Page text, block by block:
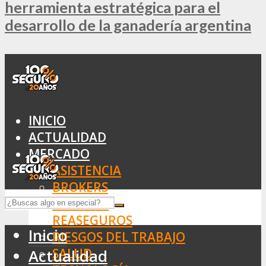
herramienta estratégica para el
desarrollo de la ganadería argentina
INICIO
ACTUALIDAD
MERCADO
ASISTENCIA
BROKERS
SEGUROS
REASEGUROS
RIESGOS DEL TRABAJO
SALUD
Inicio
Actualidad